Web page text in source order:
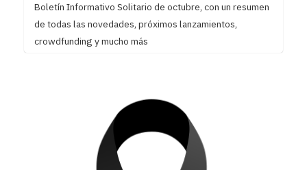
Boletín Informativo Solitario de octubre, con un resumen
de todas las novedades, próximos lanzamientos,
crowdfunding y mucho más